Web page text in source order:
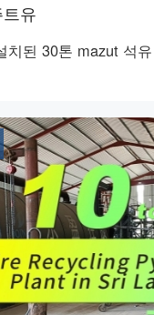
유
치된 30톤 mazut 석